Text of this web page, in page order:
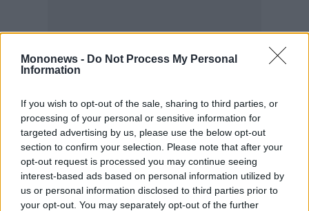
Mononews - Do Not Process My Personal
Information
If you wish to opt-out of the sale, sharing to third parties, or
processing of your personal or sensitive information for
targeted advertising by us, please use the below opt-out
section to confirm your selection. Please note that after your
opt-out request is processed you may continue seeing
interest-based ads based on personal information utilized by
us or personal information disclosed to third parties prior to
your opt-out. You may separately opt-out of the further